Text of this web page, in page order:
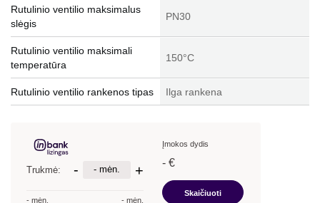
Rutulinio ventilio maksimalus
slėgis
PN30
Rutulinio ventilio maksimali
temperatūra
150°C
Rutulinio ventilio rankenos tipas Ilga rankena